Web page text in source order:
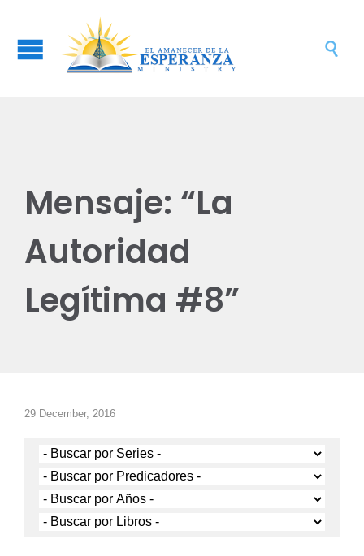

Mensaje: “La
Autoridad
Legítima #8”
29 December, 2016